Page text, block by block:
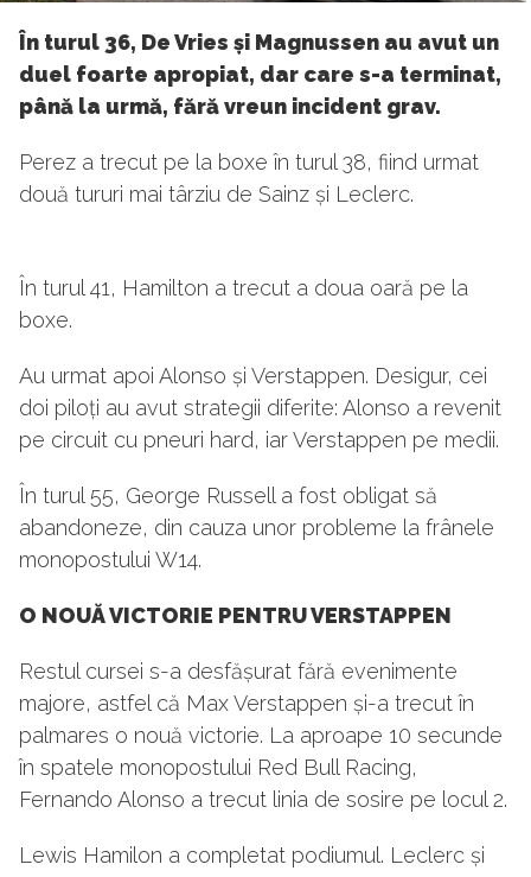
În turul 36, De Vries și Magnussen au avut un
duel foarte apropiat, dar care s-a terminat,
până la urmă, fără vreun incident grav.
Perez a trecut pe la boxe în turul 38, fiind urmat
două tururi mai târziu de Sainz și Leclerc.
În turul 41, Hamilton a trecut a doua oară pe la
boxe.
Au urmat apoi Alonso și Verstappen. Desigur, cei
doi piloți au avut strategii diferite: Alonso a revenit
pe circuit cu pneuri hard, iar Verstappen pe medii.
În turul 55, George Russell a fost obligat să
abandoneze, din cauza unor probleme la frânele
monopostului W14.
O NOUĂ VICTORIE PENTRU VERSTAPPEN
Restul cursei s-a desfășurat fără evenimente
majore, astfel că Max Verstappen și-a trecut în
palmares o nouă victorie. La aproape 10 secunde
în spatele monopostului Red Bull Racing,
Fernando Alonso a trecut linia de sosire pe locul 2.
Lewis Hamilon a completat podiumul. Leclerc și